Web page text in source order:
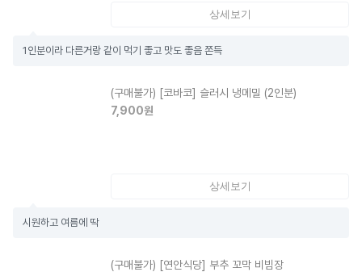
상세보기
1인분이라 다른거랑 같이 먹기 좋고 맛도 좋음 쫀득
(구매불가) [코바코] 슬러시 냉메밀 (2인분)
7,900원
상세보기
시원하고 여름에 딱
(구매불가) [연안식당] 부추 꼬막 비빔장